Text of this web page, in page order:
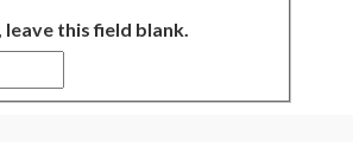
leave this field blank.